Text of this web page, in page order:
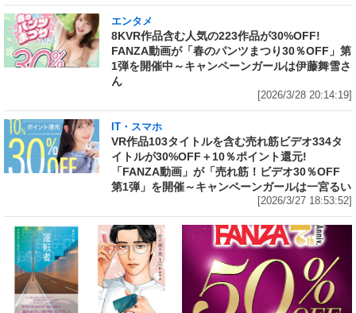
エンタメ
8KVR作品含む人気の223作品が30%OFF!
FANZA動画が「春のパンツまつり30％OFF」第
1弾を開催中～キャンペーンガールは伊藤舞雪さ
ん
[2026/3/28 20:14:19]
IT・スマホ
VR作品103タイトルを含む売れ筋ビデオ334タ
イトルが30%OFF＋10％ポイント還元!
「FANZA動画」が「売れ筋！ビデオ30％OFF
第1弾」を開催～キャンペーンガールは一宮るい
[2026/3/27 18:53:52]